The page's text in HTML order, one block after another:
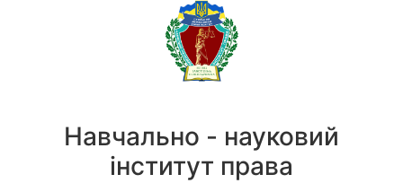
Навчально - науковий
інститут права